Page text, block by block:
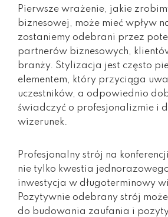
Pierwsze wrażenie, jakie
biznesowej, może mieć wpływ
zostaniemy odebrani przez
partnerów biznesowych,
branży. Stylizacja jest często
elementem, który przyciąga
uczestników, a odpowiednio
świadczyć o profesjonalizmie i
wizerunek.
Profesjonalny strój na
nie tylko kwestia
inwestycja w długoterminowy
Pozytywnie odebrany strój
do budowania zaufania i